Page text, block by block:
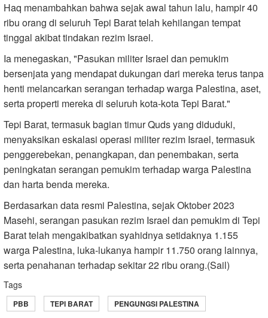
Haq menambahkan bahwa sejak awal tahun lalu, hampir 40
ribu orang di seluruh Tepi Barat telah kehilangan tempat
tinggal akibat tindakan rezim Israel.
Ia menegaskan, "Pasukan militer Israel dan pemukim
bersenjata yang mendapat dukungan dari mereka terus tanpa
henti melancarkan serangan terhadap warga Palestina, aset,
serta properti mereka di seluruh kota-kota Tepi Barat."
Tepi Barat, termasuk bagian timur Quds yang diduduki,
menyaksikan eskalasi operasi militer rezim Israel, termasuk
penggerebekan, penangkapan, dan penembakan, serta
peningkatan serangan pemukim terhadap warga Palestina
dan harta benda mereka.
Berdasarkan data resmi Palestina, sejak Oktober 2023
Masehi, serangan pasukan rezim Israel dan pemukim di Tepi
Barat telah mengakibatkan syahidnya setidaknya 1.155
warga Palestina, luka-lukanya hampir 11.750 orang lainnya,
serta penahanan terhadap sekitar 22 ribu orang.(Sail)
Tags
PBB TEPI BARAT PENGUNGSI PALESTINA